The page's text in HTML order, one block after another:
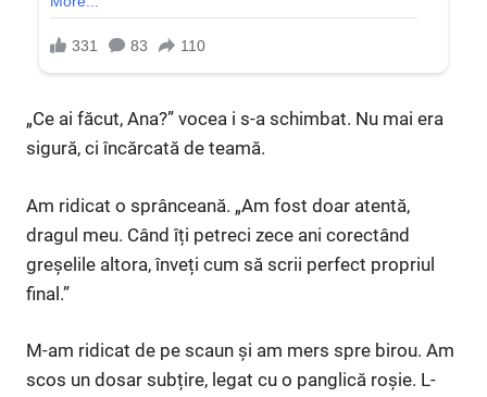
„Ce ai făcut, Ana?” vocea i s-a schimbat. Nu mai era
sigură, ci încărcată de teamă.
Am ridicat o sprânceană. „Am fost doar atentă,
dragul meu. Când îți petreci zece ani corectând
greșelile altora, înveți cum să scrii perfect propriul
final.”
M-am ridicat de pe scaun și am mers spre birou. Am
scos un dosar subțire, legat cu o panglică roșie. L-